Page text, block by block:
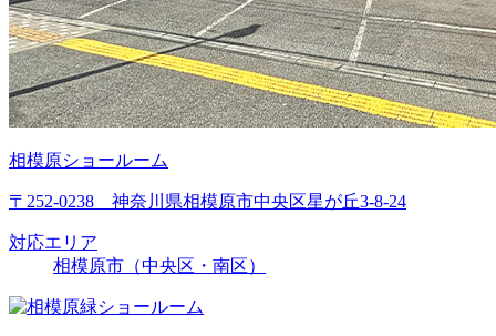
相模原ショールーム
〒252-0238 神奈川県相模原市中央区星が丘3-8-24
対応エリア
相模原市（中央区・南区）